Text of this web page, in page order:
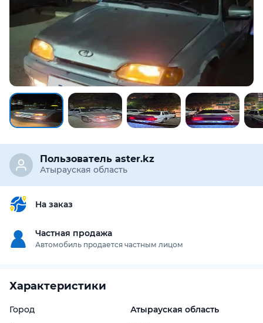
Пользователь aster.kz
Атырауская область
На заказ
Частная продажа
Автомобиль продается частным лицом
Характеристики
Город
Атырауская область